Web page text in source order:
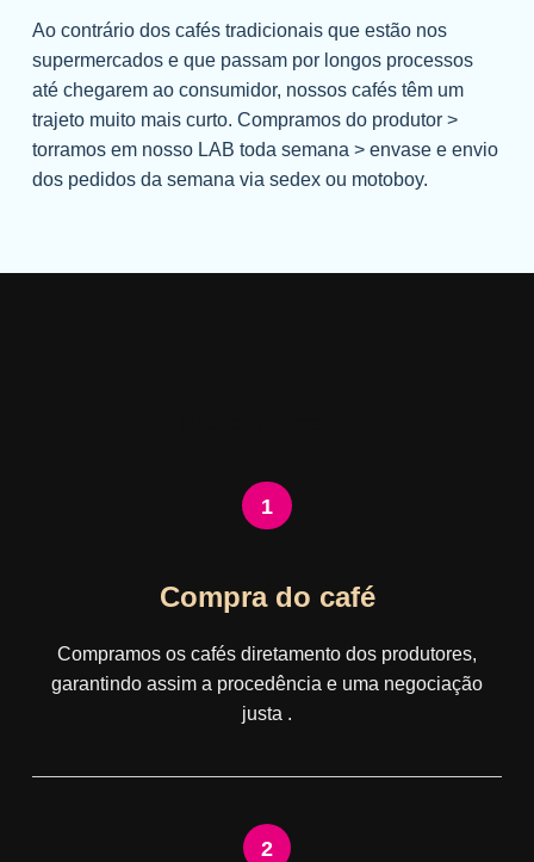
Ao contrário dos cafés tradicionais que estão nos
supermercados e que passam por longos processos
até chegarem ao consumidor, nossos cafés têm um
trajeto muito mais curto. Compramos do produtor >
torramos em nosso LAB toda semana > envase e envio
dos pedidos da semana via sedex ou motoboy.
1
Compra do café
Compramos os cafés diretamento dos produtores,
garantindo assim a procedência e uma negociação
justa .
2